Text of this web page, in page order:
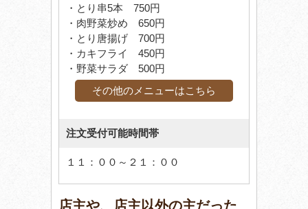
・とり串5本 750円
・肉野菜炒め 650円
・とり唐揚げ 700円
・カキフライ 450円
・野菜サラダ 500円
その他のメニューはこちら
注文受付可能時間帯
１１：００～２１：００
店主や、店主以外の主だった